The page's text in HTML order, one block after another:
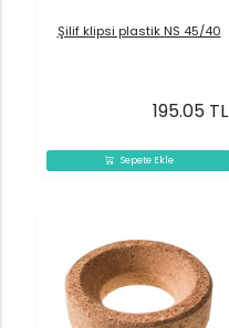
Sepete Ekle
Şilif klipsi plastik NS 45/40
195.05 TL